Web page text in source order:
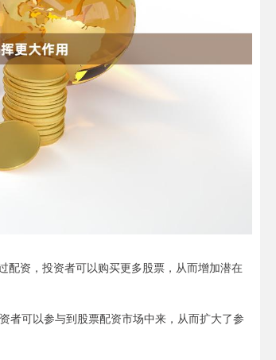
配资，投资者可以购买更多股票，从而增加潜在
者可以参与到股票配资市场中来，从而扩大了参